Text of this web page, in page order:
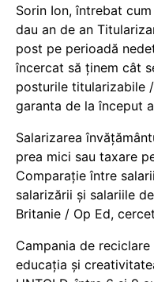
Sorin Ion, întrebat
dau an de an
post pe perioadă
încercat să ținem cât
posturile titularizabile
garanta de la început
Salarizarea
prea mici sau taxare
Comparație între
salarizării și salariile
Britanie / Op Ed,
Campania de
educația și